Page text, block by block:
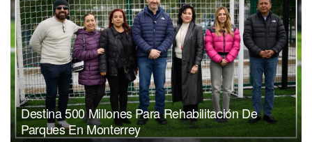
Destina 500 Millones Para Rehabilitación De
Parques En Monterrey